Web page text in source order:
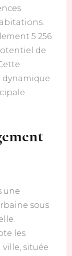
5 256
de
une
sous
les
située